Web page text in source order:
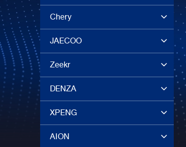
Chery
JAECOO
Zeekr
DENZA
XPENG
AION